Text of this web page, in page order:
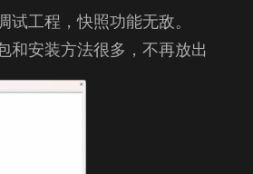
工程，快照功能无敌。
和安装方法很多，不再放出